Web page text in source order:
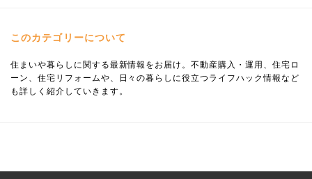
このカテゴリーについて
住まいや暮らしに関する最新情報をお届け。不動産購入・運用、住宅ロ
ーン、住宅リフォームや、日々の暮らしに役立つライフハック情報など
も詳しく紹介していきます。